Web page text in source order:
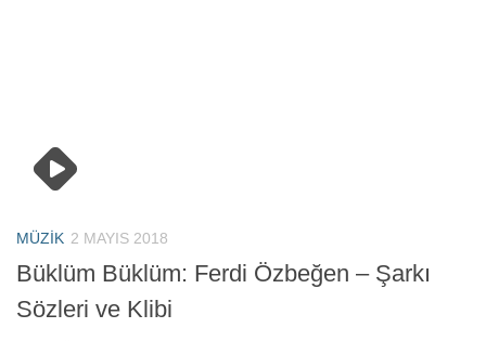
MÜZIK 2 MAYIS 2018
Büklüm Büklüm: Ferdi Özbeğen – Şarkı
Sözleri ve Klibi